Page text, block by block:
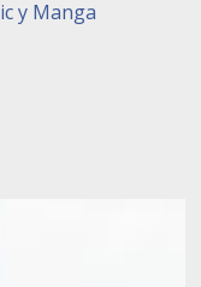
y Manga